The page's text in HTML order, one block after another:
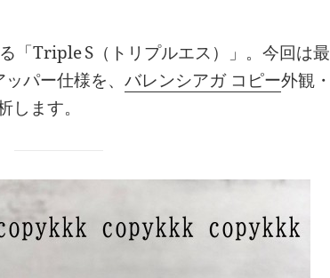
「Triple S（トリプルエス）」。今回は最
パー仕様を、バレンシアガ コピー外観・
ます。